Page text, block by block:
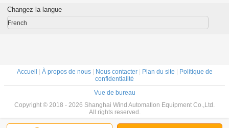
Changez la langue
French
Accueil À propos de nous| Nous contacter| Plan du site
Politique de
confidentialité
Vue de bureau
Copyright © 2018 - 2026 Shanghai Wind Automation Equipment Co.,Ltd.
All rights reserved.